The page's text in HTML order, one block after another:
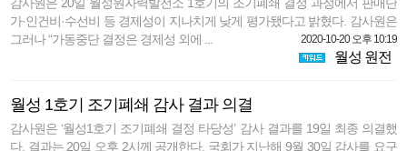
가·인건비·수선비 등 경제성이 지나치게 낮게 평가됐다고 밝혔다. 감사원은
그러나 “가동중단 결정은 경제성 외에 ...
2020-10-20 오후 10:19
월성 원전
월성 1호기 조기폐쇄 감사 결과 의결
감사원은 ‘월성1호기 조기폐쇄 결정 타당성’ 감사 결과를 19일 최종 의결했
다. 결과는 20일 오후 2시께 공개한다. 국회가 지난해 9월 30일 감사를 요구